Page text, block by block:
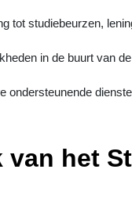
tot studiebeurzen,
in de buurt van
ondersteunende
van het